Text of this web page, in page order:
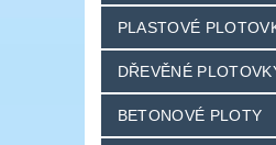
PLASTOVÉ
DŘEVĚNÉ
BETONOVÉ PLOTY